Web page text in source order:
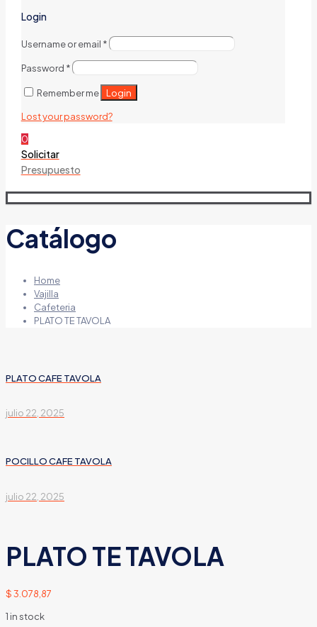
Login
Username or email *
Password *
Remember me Login
Lost your password?
0
Solicitar
Presupuesto
Catálogo
Home
Vajilla
Cafeteria
PLATO TE TAVOLA
PLATO CAFE TAVOLA
julio 22, 2025
POCILLO CAFE TAVOLA
julio 22, 2025
PLATO TE TAVOLA
$3.078,87
1 in stock